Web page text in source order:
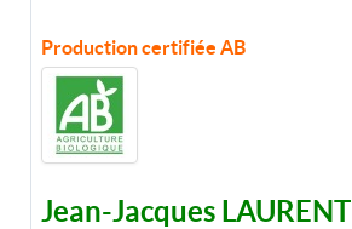
Production certifiée AB
Jean-Jacques LAURENT